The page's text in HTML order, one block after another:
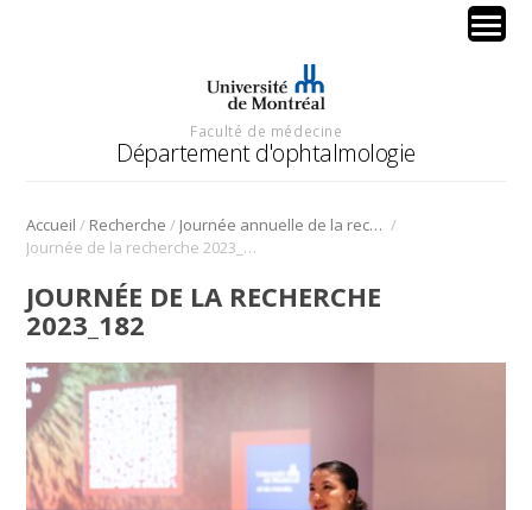
Faculté de médecine
Département d'ophtalmologie
Accueil / Recherche / Journée annuelle de la recherche en ophtalmologie de l’Université de Montréal /
Journée de la recherche 2023_182
JOURNÉE DE LA RECHERCHE
2023_182